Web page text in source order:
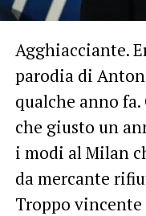
Agghiacciante.
parodia di
qualche anno
che giusto un
i modi al Milan
da mercante
Troppo vincente